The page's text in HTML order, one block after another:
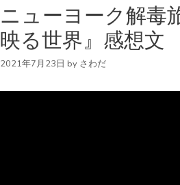
ニューヨーク解毒
映る世界』感想文
2021年7月23日 by さわだ